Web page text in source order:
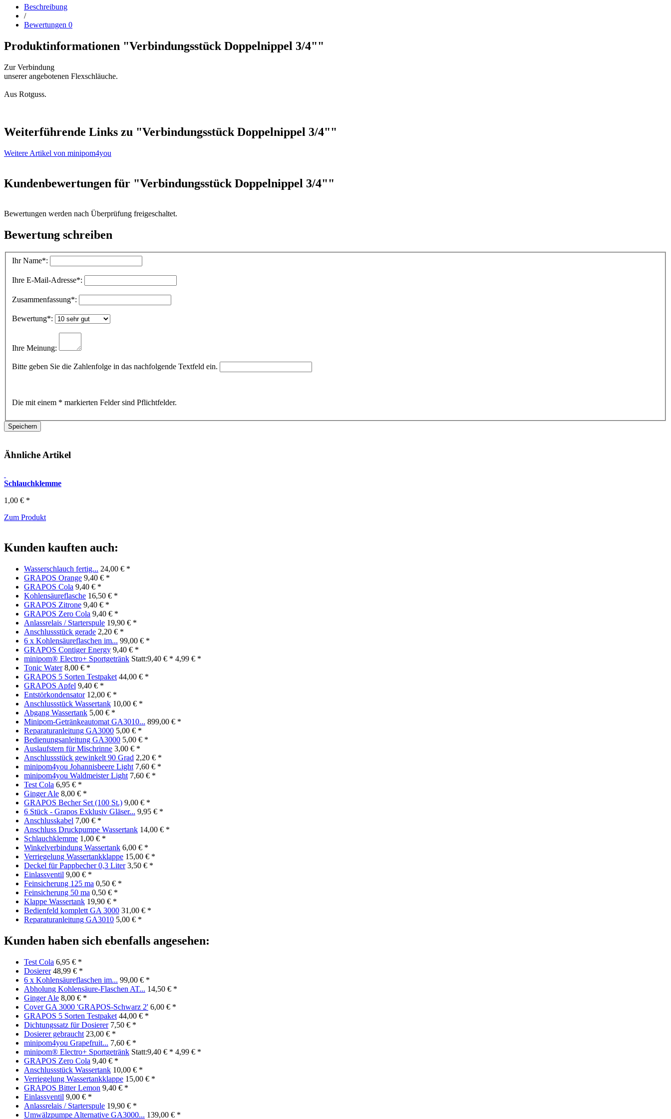
Beschreibung
/
Bewertungen 0
Produktinformationen "Verbindungsstück Doppelnippel 3/4""
Zur Verbindung
unserer angebotenen Flexschläuche.
Aus Rotguss.
Weiterführende Links zu "Verbindungsstück Doppelnippel 3/4""
Weitere Artikel von minipom4you
Kundenbewertungen für "Verbindungsstück Doppelnippel 3/4""
Bewertungen werden nach Überprüfung freigeschaltet.
Bewertung schreiben
Ihr Name*:
Ihre E-Mail-Adresse*:
Zusammenfassung*:
Bewertung*:
Ihre Meinung:
Bitte geben Sie die Zahlenfolge in das nachfolgende Textfeld ein.
Die mit einem * markierten Felder sind Pflichtfelder.
Ähnliche Artikel
Schlauchklemme
1,00 € *
Zum Produkt
Kunden kauften auch:
Wasserschlauch fertig... 24,00 € *
GRAPOS Orange 9,40 € *
GRAPOS Cola 9,40 € *
Kohlensäureflasche 16,50 € *
GRAPOS Zitrone 9,40 € *
GRAPOS Zero Cola 9,40 € *
Anlassrelais / Starterspule 19,90 € *
Anschlussstück gerade 2,20 € *
6 x Kohlensäureflaschen im... 99,00 € *
GRAPOS Contiger Energy 9,40 € *
minipom® Electro+ Sportgetränk Statt:9,40 € * 4,99 € *
Tonic Water 8,00 € *
GRAPOS 5 Sorten Testpaket 44,00 € *
GRAPOS Apfel 9,40 € *
Entstörkondensator 12,00 € *
Anschlussstück Wassertank 10,00 € *
Abgang Wassertank 5,00 € *
Minipom-Getränkeautomat GA3010... 899,00 € *
Reparaturanleitung GA3000 5,00 € *
Bedienungsanleitung GA3000 5,00 € *
Auslaufstern für Mischrinne 3,00 € *
Anschlussstück gewinkelt 90 Grad 2,20 € *
minipom4you Johannisbeere Light 7,60 € *
minipom4you Waldmeister Light 7,60 € *
Test Cola 6,95 € *
Ginger Ale 8,00 € *
GRAPOS Becher Set (100 St.) 9,00 € *
6 Stück - Grapos Exklusiv Gläser... 9,95 € *
Anschlusskabel 7,00 € *
Anschluss Druckpumpe Wassertank 14,00 € *
Schlauchklemme 1,00 € *
Winkelverbindung Wassertank 6,00 € *
Verriegelung Wassertankklappe 15,00 € *
Deckel für Pappbecher 0,3 Liter 3,50 € *
Einlassventil 9,00 € *
Feinsicherung 125 ma 0,50 € *
Feinsicherung 50 ma 0,50 € *
Klappe Wassertank 19,90 € *
Bedienfeld komplett GA 3000 31,00 € *
Reparaturanleitung GA3010 5,00 € *
Kunden haben sich ebenfalls angesehen:
Test Cola 6,95 € *
Dosierer 48,99 € *
6 x Kohlensäureflaschen im... 99,00 € *
Abholung Kohlensäure-Flaschen AT... 14,50 € *
Ginger Ale 8,00 € *
Cover GA 3000 'GRAPOS-Schwarz 2' 6,00 € *
GRAPOS 5 Sorten Testpaket 44,00 € *
Dichtungssatz für Dosierer 7,50 € *
Dosierer gebraucht 23,00 € *
minipom4you Grapefruit... 7,60 € *
minipom® Electro+ Sportgetränk Statt:9,40 € * 4,99 € *
GRAPOS Zero Cola 9,40 € *
Anschlussstück Wassertank 10,00 € *
Verriegelung Wassertankklappe 15,00 € *
GRAPOS Bitter Lemon 9,40 € *
Einlassventil 9,00 € *
Anlassrelais / Starterspule 19,90 € *
Umwälzpumpe Alternative GA3000... 139,00 € *